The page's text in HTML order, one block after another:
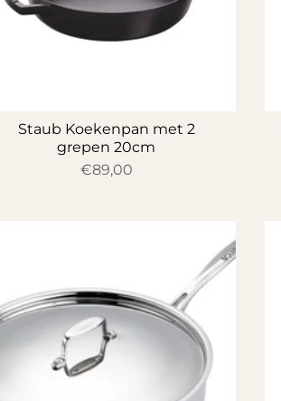
Staub Koekenpan met 2
grepen 20cm
€89,00